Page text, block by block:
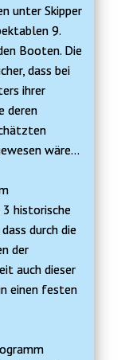
unter Skipper
9.
Booten. Die
dass bei
ihrer
deren
wäre…
3 historische
durch die
der
auch dieser
einen festen